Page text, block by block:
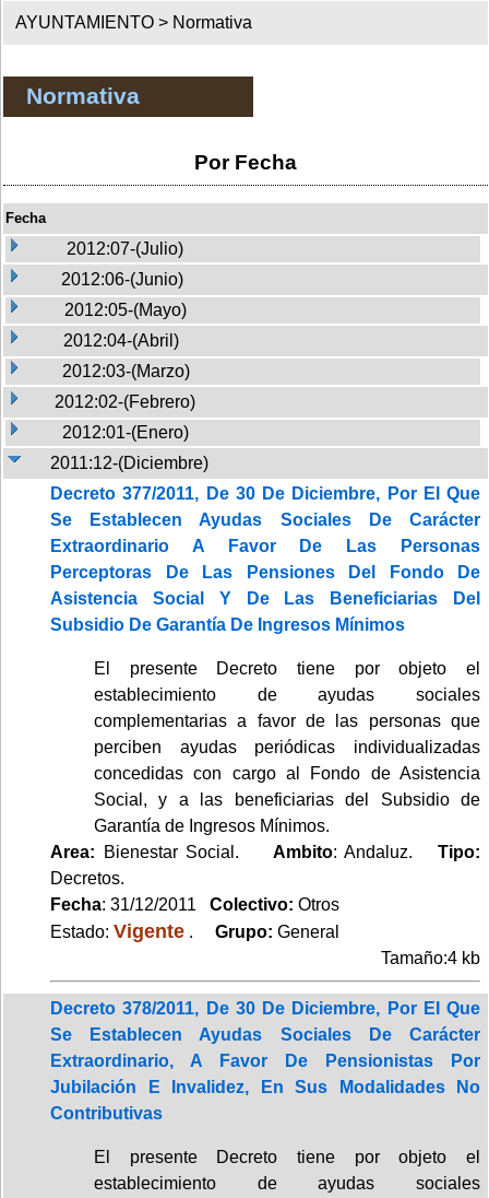
AYUNTAMIENTO > Normativa
Normativa
Por Fecha
Fecha
2012:07-(Julio)
2012:06-(Junio)
2012:05-(Mayo)
2012:04-(Abril)
2012:03-(Marzo)
2012:02-(Febrero)
2012:01-(Enero)
2011:12-(Diciembre)
Decreto 377/2011, De 30 De Diciembre, Por El Que
Se Establecen Ayudas Sociales De Carácter
Extraordinario A Favor De Las Personas
Perceptoras De Las Pensiones Del Fondo De
Asistencia Social Y De Las Beneficiarias Del
Subsidio De Garantía De Ingresos Mínimos
El presente Decreto tiene por objeto el
establecimiento de ayudas sociales
complementarias a favor de las personas que
perciben ayudas periódicas individualizadas
concedidas con cargo al Fondo de Asistencia
Social, y a las beneficiarias del Subsidio de
Garantía de Ingresos Mínimos.
Area: Bienestar Social. Ambito: Andaluz.Tipo:
Decretos.
Fecha: 31/12/2011 Colectivo: Otros
Estado: Vigente . Grupo: General
Tamaño:4 kb
Decreto 378/2011, De 30 De Diciembre, Por El Que
Se Establecen Ayudas Sociales De Carácter
Extraordinario, A Favor De Pensionistas Por
Jubilación E Invalidez, En Sus Modalidades No
Contributivas
El presente Decreto tiene por objeto el
establecimiento de ayudas sociales